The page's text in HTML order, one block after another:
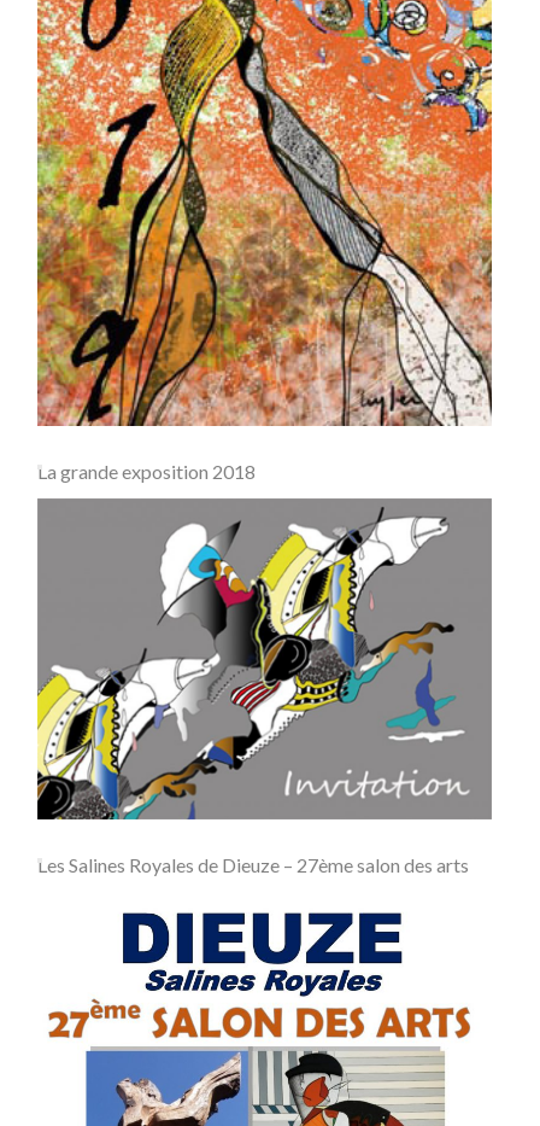
La grande exposition 2018
Les Salines Royales de Dieuze – 27ème salon des arts